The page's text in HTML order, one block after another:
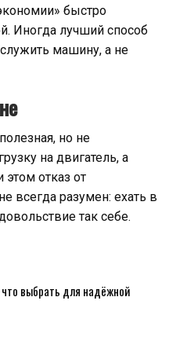
быстро
Иногда лучший способ
машину, а не
но не
на двигатель, а
этом отказ от
всегда разумен: ехать в
так себе.
что выбрать для надёжной